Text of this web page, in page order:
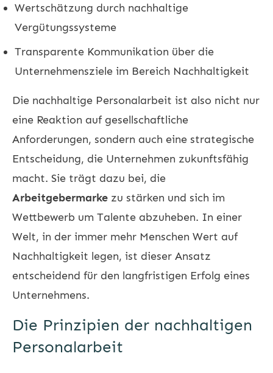
Wertschätzung durch nachhaltige
Vergütungssysteme
Transparente Kommunikation über die
Unternehmensziele im Bereich Nachhaltigkeit
Die nachhaltige Personalarbeit ist also nicht nur
eine Reaktion auf gesellschaftliche
Anforderungen, sondern auch eine strategische
Entscheidung, die Unternehmen zukunftsfähig
macht. Sie trägt dazu bei, die
Arbeitgebermarke zu stärken und sich im
Wettbewerb um Talente abzuheben. In einer
Welt, in der immer mehr Menschen Wert auf
Nachhaltigkeit legen, ist dieser Ansatz
entscheidend für den langfristigen Erfolg eines
Unternehmens.
Die Prinzipien der nachhaltigen
Personalarbeit